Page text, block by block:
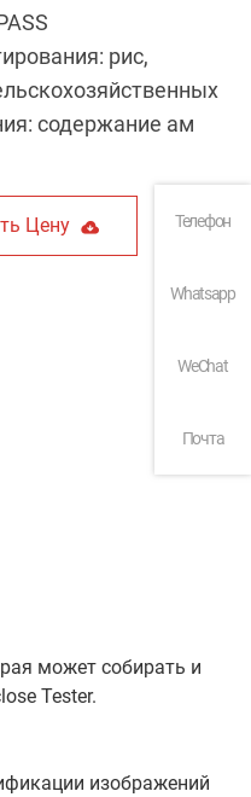
рис,
содержание ам
Цену
может собирать и
Tester.
изображений
Телефон
Whatsapp
WeChat
Почта